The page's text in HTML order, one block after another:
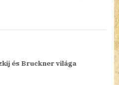
és Bruckner világa